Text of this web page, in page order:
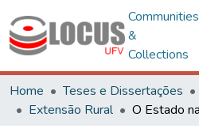
Communities
&
Collections
Home Teses e Dissertações
Extensão Rural